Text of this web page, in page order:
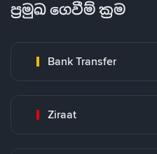
ප්‍රමුඛ ගෙවීම් ක්‍රම
Bank Transfer
Ziraat